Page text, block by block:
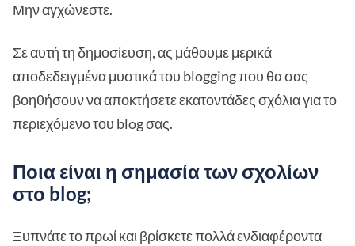
Μην αγχώνεστε.
Σε αυτή τη δημοσίευση, ας μάθουμε μερικά
αποδεδειγμένα μυστικά του blogging που θα σας
βοηθήσουν να αποκτήσετε εκατοντάδες σχόλια για το
περιεχόμενο του blog σας.
Ποια είναι η σημασία των σχολίων
στο blog;
Ξυπνάτε το πρωί και βρίσκετε πολλά ενδιαφέροντα